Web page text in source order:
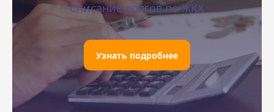
Списание долгов по ЖКХ
Узнать подробнее